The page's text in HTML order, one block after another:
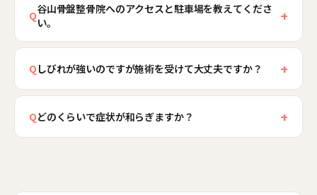
常など重い神経症状がある場合は速やかに医療機
を整え、神経への負担を減らす身体づくりでサポ
ートします。まずはご相談ください。
転を続けながら改善を目指す方も来院されていま
す。当院では施術でお尻や腰の緊張を減らし骨盤
を整えつつ、運転中に骨盤を立てて座る座り方、
こまめに姿勢を変える工夫、長時間座ったあとの
法を一緒に考えますので、運転時間や姿勢を教え
てください。
Q谷山骨盤整骨院へのアクセスと駐車場を教えてくださ
い。
+
当院は鹿児島市小松原2丁目32-18 ボイスビルAに
あり、鹿児島市電の終点・谷山電停から徒歩約2
分、JR谷山駅からは徒歩約8分です。無料駐車場を
にお車でお越しいただけ、駐車場から院までの距
離も短く通いやすい立地です。国道225号沿いから
Q しびれが強いのですが施術を受けて大丈夫ですか？ +
軽度から中等度のしびれであれば、お尻や腰の緊
張を緩め骨盤を整えることで軽減を目指せます。
ただし、脚の力が入らない、両脚にしびれがあ
があり、医療機関での検査が必要です。当院では
Qどのくらいで症状が和らぎますか？ +